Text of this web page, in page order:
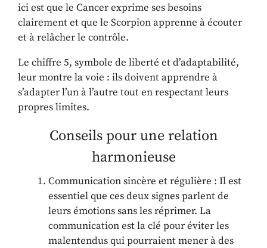
ici est que le Cancer exprime ses besoins
clairement et que le Scorpion apprenne à écouter
et à relâcher le contrôle.
Le chiffre 5, symbole de liberté et d’adaptabilité,
leur montre la voie : ils doivent apprendre à
s’adapter l’un à l’autre tout en respectant leurs
propres limites.
Conseils pour une relation
harmonieuse
Communication sincère et régulière : Il est
essentiel que ces deux signes parlent de
leurs émotions sans les réprimer. La
communication est la clé pour éviter les
malentendus qui pourraient mener à des